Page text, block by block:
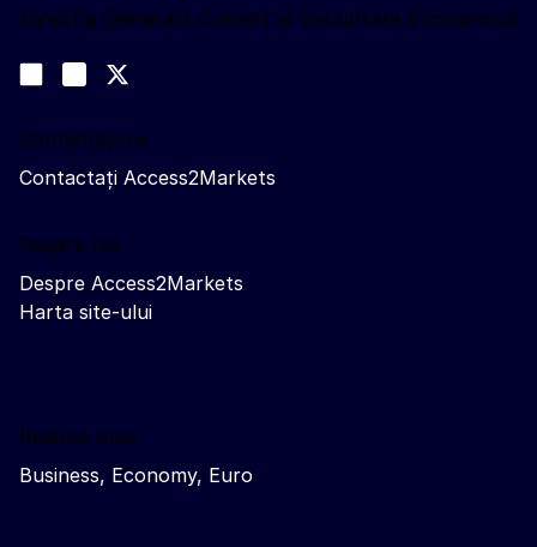
Direcția Generală Comerț și Securitate Economică
Join us on LinkedIn
Trade-Off podcast
Contactați-ne
Contactați Access2Markets
Despre noi
Despre Access2Markets
Harta site-ului
Related sites
Business, Economy, Euro